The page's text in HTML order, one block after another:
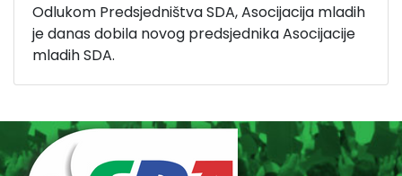
Odlukom Predsjedništva SDA, Asocijacija mladih
je danas dobila novog predsjednika Asocijacije
mladih SDA.